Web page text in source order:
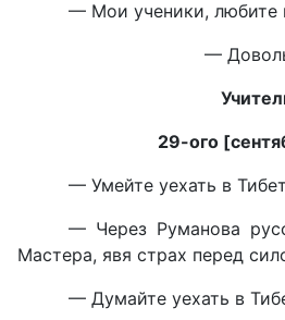
— Мои ученики, любите
—
29-ого
— Умейте уехать в
— Через Руманова
Мастера, явя страх перед
— Думайте уехать в